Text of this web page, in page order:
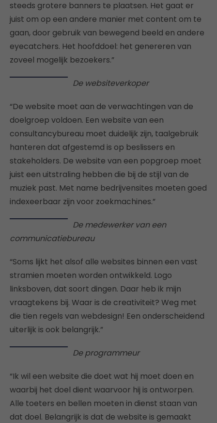
steeds grotere banners te plaatsen. Het gaat er
juist om op een andere manier met content om te
gaan, door gebruik van bewegend beeld en andere
eyecatchers. Het hoofddoel: het genereren van
zoveel mogelijk bezoekers.”
De websiteverkoper
“De website moet aan de verwachtingen van de
doelgroep voldoen. Een website van een
consultancybureau moet duidelijk zijn, taalgebruik
hanteren dat afgestemd is op beslissers en
stakeholders. De website van een popgroep moet
juist een uitstraling hebben die bij de stijl van de
muziek past. Met name bedrijvensites moeten goed
indexeerbaar zijn voor zoekmachines.”
De medewerker van een
communicatiebureau
“Soms lijkt het alsof alle websites binnen een vast
stramien moeten worden ontwikkeld. Logo
linksboven, dat soort dingen. Daar heb ik mijn
vraagtekens bij. Waar is de creativiteit? Weg met
die tien regels van webdesign! Een onderscheidend
uiterlijk is ook belangrijk.”
De programmeur
“Ik wil een website die doet wat hij moet doen en
waarbij het doel dient waarvoor hij is ontworpen.
Alle toeters en bellen moeten in dienst staan van
dat doel. Belangrijk is dat de website is gemaakt